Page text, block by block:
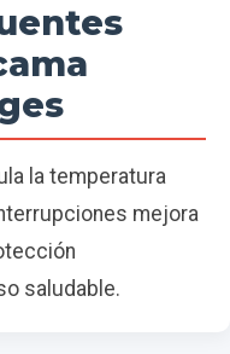
la temperatura
mejora
saludable.